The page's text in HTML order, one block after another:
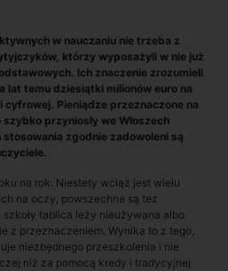
w nauczaniu nie trzeba z
którzy wyposażyli w nie już
Ich znaczenie zrozumieli
lat temu dziesiątki milionów euro na
Pieniądze przeznaczone na
przyniosły we Włoszech
zgodnie zadowoleni są
na rok. Niestety wciąż jest wielu
na oczy, powszechne są też
tablica leży nieużywana albo
z przeznaczeniem. Wynika to z tego,
niezbędnego przeszkolenia i nie
niż za pomocą kredy i tradycyjnej